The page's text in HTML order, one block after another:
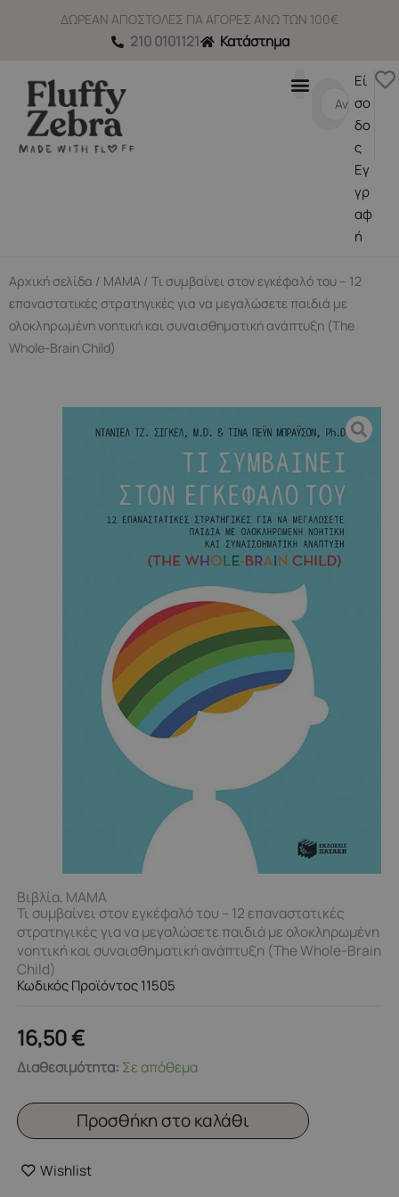
ΔΩΡΕΑΝ ΑΠΟΣΤΟΛΕΣ ΓΙΑ ΑΓΟΡΕΣ ΑΝΩ ΤΩΝ 100€
210 0101121 Κατάστημα
Search
Εί
σο
δο
ς
Εγ
γρ
αφ
ή
Αρχική σελίδα / ΜΑΜΑ / Τι συμβαίνει στον εγκέφαλό του – 12
επαναστατικές στρατηγικές για να μεγαλώσετε παιδιά με
ολοκληρωμένη νοητική και συναισθηματική ανάπτυξη (The
Whole-Brain Child)
Βιβλία, ΜΑΜΑ
Τι συμβαίνει στον εγκέφαλό του – 12 επαναστατικές
στρατηγικές για να μεγαλώσετε παιδιά με ολοκληρωμένη
νοητική και συναισθηματική ανάπτυξη (The Whole-Brain
Child)
Κωδικός Προϊόντος 11505
16,50€
Διαθεσιμότητα: Σε απόθεμα
Τι
στον
εγκέφαλό
Προσθήκη στο καλάθι
Wishlist